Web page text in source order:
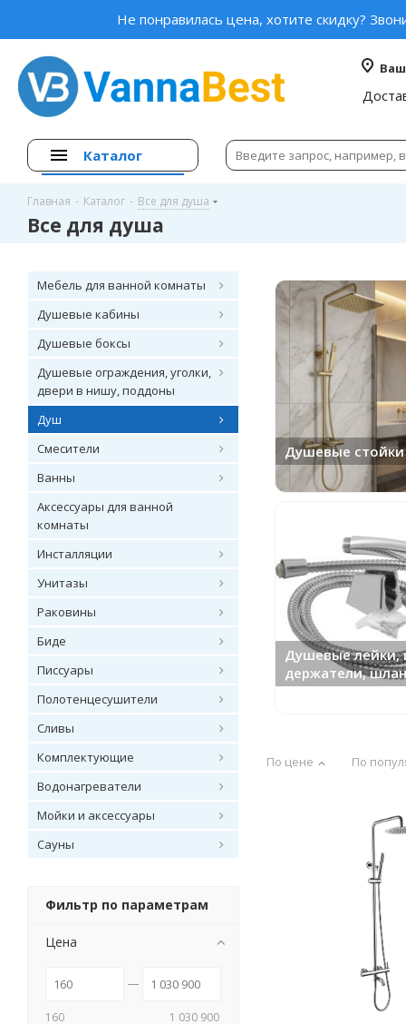
Не понравилась цена, хотите скидку?
Каталог
Главная - Каталог - Все для душа
Все для душа
Душевые стойки
Душевые лейки,
держатели,
По цене По
Мебель для ванной комнаты
Душевые кабины
Душевые боксы
Душевые ограждения, уголки,
двери в нишу, поддоны
Душ
Смесители
Ванны
Аксессуары для ванной
комнаты
Инсталляции
Унитазы
Раковины
Биде
Писсуары
Полотенцесушители
Сливы
Комплектующие
Водонагреватели
Мойки и аксессуары
Сауны
Фильтр по параметрам
Цена
160 1 030 900